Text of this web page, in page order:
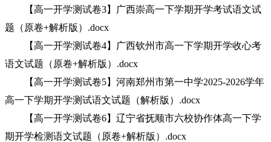
【高一开学测试卷3】广西崇高一下学期开学考试语文试
题（原卷+解析版）.docx
【高一开学测试卷4】广西钦州市高一下学期开学收心考
语文试题（原卷+解析版）.docx
【高一开学测试卷5】河南郑州市第一中学2025-2026学年
高一下学期开学测试语文试题（解析版）.docx
【高一开学测试卷6】辽宁省抚顺市六校协作体高一下学
期开学检测语文试题（原卷+解析版）.docx